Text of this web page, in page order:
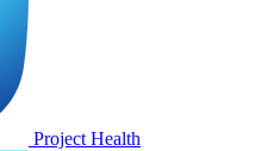
Project Health